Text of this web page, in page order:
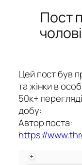
Пост
Цей пост був
та жінки в
50к+
добу:
Автор поста:
https://